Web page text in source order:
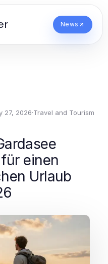
News
27, 2026·Travel and Tourism
einen
Urlaub